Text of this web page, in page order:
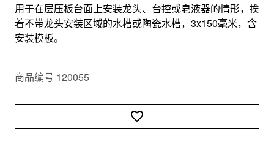
用于在层压板台面上安装龙头、台控或皂液器的情形，挨
着不带龙头安装区域的水槽或陶瓷水槽，3x150毫米，含
安装模板。
商品编号 120055